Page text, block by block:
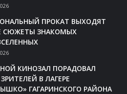
ПРОКАТ ВЫХОДЯТ
СЮЖЕТЫ ЗНАКОМЫХ
КИНОЗАЛ ПОРАДОВАЛ
В ЛАГЕРЕ
ГАГАРИНСКОГО РАЙОНА